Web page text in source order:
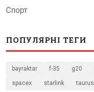
Спорт
ПОПУЛЯРНІ ТЕГИ
bayraktar f-35 g20
spacex starlink taurus